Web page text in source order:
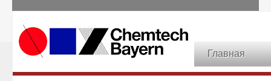
Главная